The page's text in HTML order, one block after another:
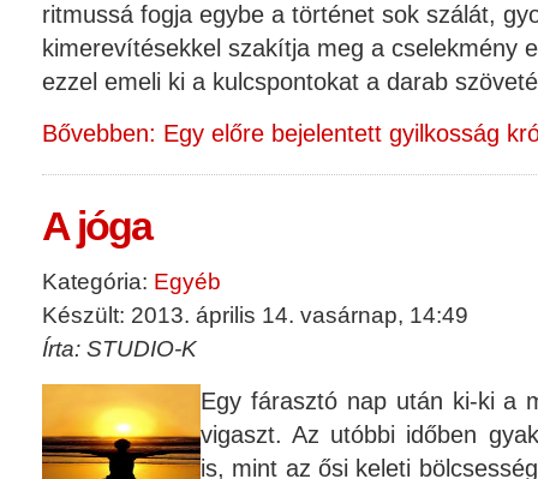
ritmussá fogja egybe a történet sok szálát,
kimerevítésekkel szakítja meg a cselekmény
ezzel emeli ki a kulcspontokat a darab
Bővebben: Egy előre bejelentett gyilkosság
A jóga
Kategória: Egyéb
Készült: 2013. április 14. vasárnap, 14:49
Írta: STUDIO-K
Egy fárasztó nap után ki-ki a
vigaszt. Az utóbbi időben
is, mint az ősi keleti